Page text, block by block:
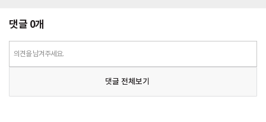
댓글 0개
의견을 남겨주세요.
댓글 전체보기